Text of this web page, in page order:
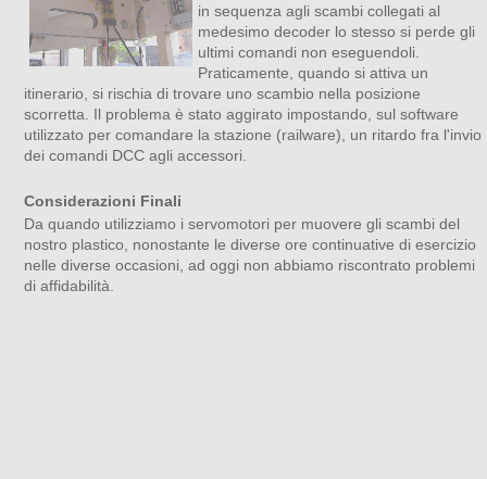
in sequenza agli scambi collegati al
medesimo decoder lo stesso si perde gli
ultimi comandi non eseguendoli.
Praticamente, quando si attiva un
itinerario, si rischia di trovare uno scambio nella posizione
scorretta. Il problema è stato aggirato impostando, sul software
utilizzato per comandare la stazione (railware), un ritardo fra l'invio
dei comandi DCC agli accessori.
Considerazioni Finali
Da quando utilizziamo i servomotori per muovere gli scambi del
nostro plastico, nonostante le diverse ore continuative di esercizio
nelle diverse occasioni, ad oggi non abbiamo riscontrato problemi
di affidabilità.